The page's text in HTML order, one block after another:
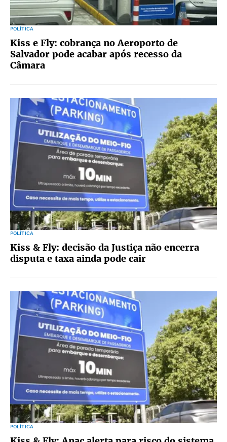
POLÍTICA
Kiss e Fly: cobrança no Aeroporto de
Salvador pode acabar após recesso da
Câmara
POLÍTICA
Kiss & Fly: decisão da Justiça não encerra
disputa e taxa ainda pode cair
POLÍTICA